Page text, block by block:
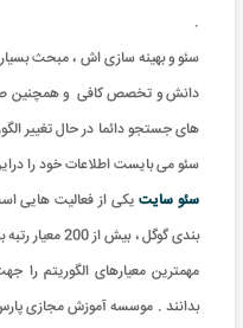
.
سئو و بهینه سازی اش ، مبحث
دانش و تخصص کافی و همچنین صبر
های جستجو دائما در حال تغییر
سئو می بایست اطلاعات خود را
سئو سایتیکی از فعالیت هایی
بندی گوگل ،
مهمترین معیارهای الگوریتم را
بدانند . موسسه آموزش مجازی